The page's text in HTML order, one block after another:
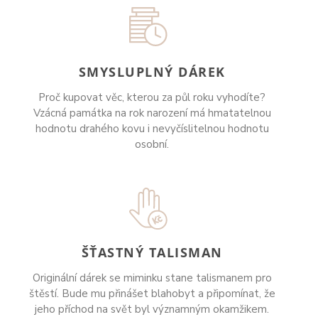
SMYSLUPLNÝ DÁREK
Proč kupovat věc, kterou za půl roku vyhodíte?
Vzácná památka na rok narození má hmatatelnou
hodnotu drahého kovu i nevyčíslitelnou hodnotu
osobní.
ŠŤASTNÝ TALISMAN
Originální dárek se miminku stane talismanem pro
štěstí. Bude mu přinášet blahobyt a připomínat, že
jeho příchod na svět byl významným okamžikem.